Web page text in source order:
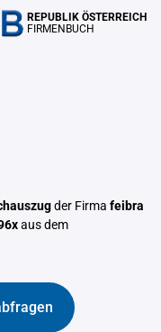
REPUBLIK ÖSTERREICH
FIRMENBUCH
der Firma feibra
aus dem